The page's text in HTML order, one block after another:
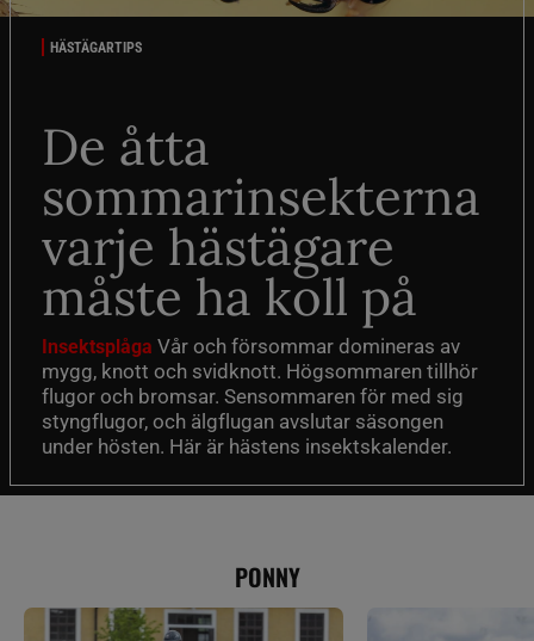
HÄSTÄGARTIPS
De åtta
sommarinsekterna
varje hästägare
måste ha koll på
Insektsplåga Vår och försommar domineras av
mygg, knott och svidknott. Högsommaren tillhör
flugor och bromsar. Sensommaren för med sig
styngflugor, och älgflugan avslutar säsongen
under hösten. Här är hästens insektskalender.
PONNY